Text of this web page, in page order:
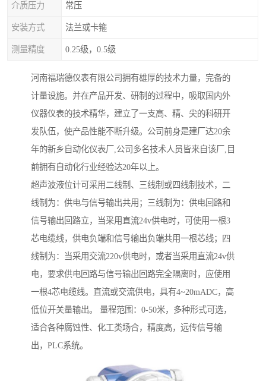
介质压力 常压
安装方式 法兰或卡箍
测量精度 0.25级，0.5级
河南福瑞德仪表有限公司拥有雄厚的技术力量，完备的
计量设施。并在产品开发、研制的过程中，吸取国内外
仪器仪表的技术精华，建立了一支高、精、尖的科研开
发队伍，使产品性能不断升级。公司前身是建厂达20余
年的新乡自动化仪表厂,公司多名技术人员皆来自该厂,目
前拥有自动化行业经验达20年以上。
超声波液位计可采用二线制、三线制或四线制技术，二
线制为：供电与信号输出共用；三线制为：供电回路和
信号输出回路立，当采用直流24v供电时，可使用一根3
芯电缆线，供电负端和信号输出负端共用一根芯线；四
线制为：当采用交流220v供电时，或者当采用直流24v供
电，要求供电回路与信号输出回路完全隔离时，应使用
一根4芯电缆线。直流或交流供电，具有4~20mADC，高
低位开关量输出。 量程范围：0-50米，多种形式可选，
适合各种腐蚀性、化工类场合，精度高，远传信号输
出，PLC系统。